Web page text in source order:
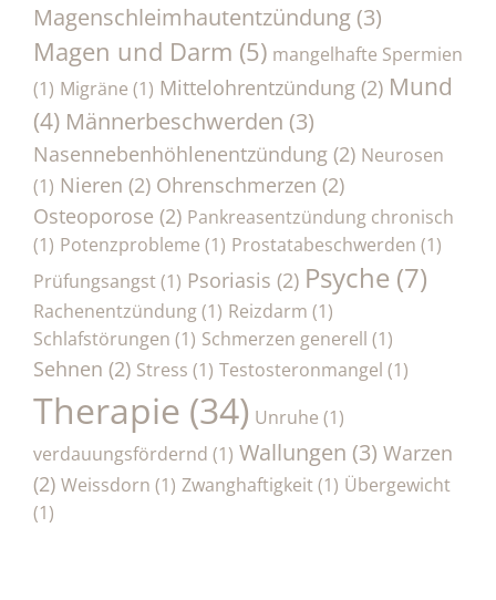
Magenschleimhautentzündung (3)
Magen und Darm (5) mangelhafte Spermien
(1) Migräne (1) Mittelohrentzündung (2) Mund
(4) Männerbeschwerden (3)
Nasennebenhöhlenentzündung (2) Neurosen
(1) Nieren (2) Ohrenschmerzen (2)
Osteoporose (2) Pankreasentzündung chronisch
(1) Potenzprobleme (1) Prostatabeschwerden (1)
Prüfungsangst(1) Psoriasis (2) Psyche (7)
Rachenentzündung(1) Reizdarm (1)
Schlafstörungen (1) Schmerzen generell (1)
Sehnen (2) Stress (1) Testosteronmangel (1)
Therapie (34) Unruhe (1)
verdauungsfördernd (1) Wallungen (3) Warzen
(2) Weissdorn (1) Zwanghaftigkeit(1) Übergewicht
(1)